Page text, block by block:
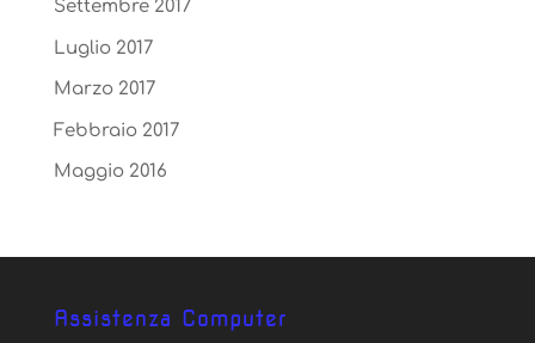
Settembre 2017
Luglio 2017
Marzo 2017
Febbraio 2017
Maggio 2016
Assistenza Computer